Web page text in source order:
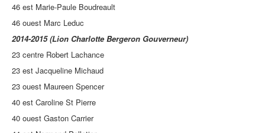
46 est Marie-Paule Boudreault
46 ouest Marc Leduc
2014-2015 (Lion Charlotte Bergeron Gouverneur)
23 centre Robert Lachance
23 est Jacqueline Michaud
23 ouest Maureen Spencer
40 est Caroline St Pierre
40 ouest Gaston Carrier